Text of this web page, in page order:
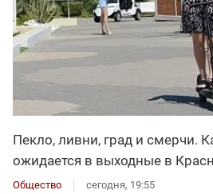
Пекло, ливни, град и смерчи.
ожидается в выходные в
Общество сегодня, 19:55